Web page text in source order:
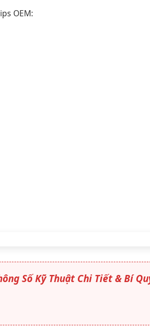
OEM:
Số Kỹ Thuật Chi Tiết & Bí